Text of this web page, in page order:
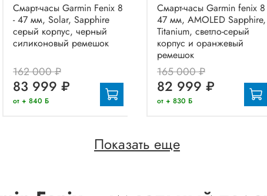
Смарт-часы Garmin Fenix 8
- 47 мм, Solar, Sapphire
серый корпус, черный
силиконовый ремешок
162 000 ₽
83 999 ₽
от + 840 Б
Смарт-часы Garmin fenix 8
47 мм, AMOLED Sapphire,
Titanium, светло-серый
корпус и оранжевый
ремешок
165 000 ₽
82 999 ₽
от + 830 Б
Показать еще